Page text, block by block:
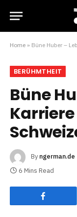
Home » Büne Huber –
BERÜHMTHEIT
Büne
By ngerman.de
6 Mins Read